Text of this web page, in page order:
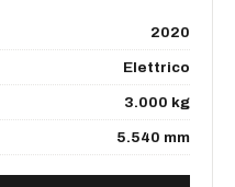
2020
Elettrico
3.000 kg
5.540 mm